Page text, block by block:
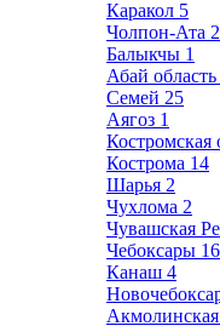
Каракол 5
Чолпон-Ата 2
Балыкчы 1
Абай область
Семей 25
Аягоз 1
Костромская
Кострома 14
Шарья 2
Чухлома 2
Чувашская
Чебоксары 16
Канаш 4
Акмолинская